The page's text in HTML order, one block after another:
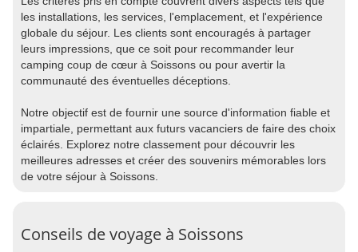
les installations, les services, l'emplacement, et l'expérience
globale du séjour. Les clients sont encouragés à partager
leurs impressions, que ce soit pour recommander leur
camping coup de cœur à Soissons ou pour avertir la
communauté des éventuelles déceptions.
Notre objectif est de fournir une source d'information fiable et
impartiale, permettant aux futurs vacanciers de faire des choix
éclairés. Explorez notre classement pour découvrir les
meilleures adresses et créer des souvenirs mémorables lors
de votre séjour à Soissons.
Conseils de voyage à Soissons